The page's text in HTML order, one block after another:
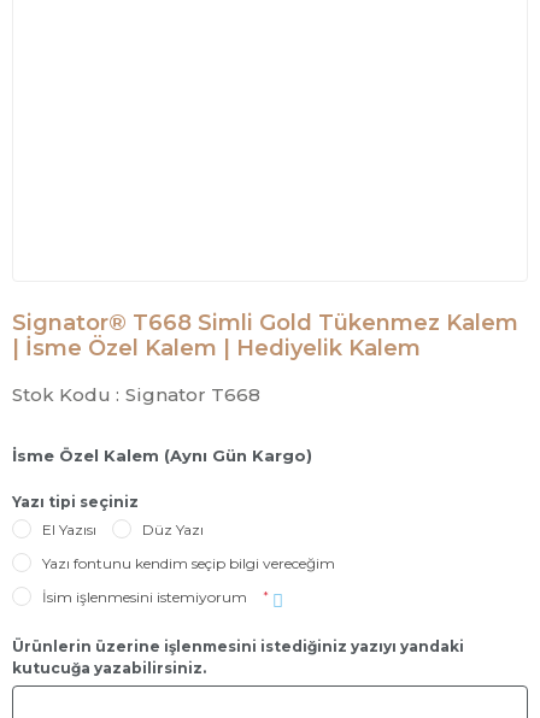
Signator® T668 Simli Gold Tükenmez Kalem
| İsme Özel Kalem | Hediyelik Kalem
Stok Kodu : Signator T668
İsme Özel Kalem (Aynı Gün Kargo)
Yazı tipi seçiniz
El Yazısı
Düz Yazı
Yazı fontunu kendim seçip bilgi vereceğim
İsim işlenmesini istemiyorum
*
Ürünlerin üzerine işlenmesini istediğiniz yazıyı yandaki
kutucuğa yazabilirsiniz.